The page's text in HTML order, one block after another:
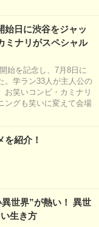
始日に渋谷をジャッ
ミナリがスペシャル
始を記念し、7月8日に
。学ラン33人が主人公の
お笑いコンビ・カミナリ
ングも笑いに変えて会場
紹介！
世界”が熱い！ 異世
生き方